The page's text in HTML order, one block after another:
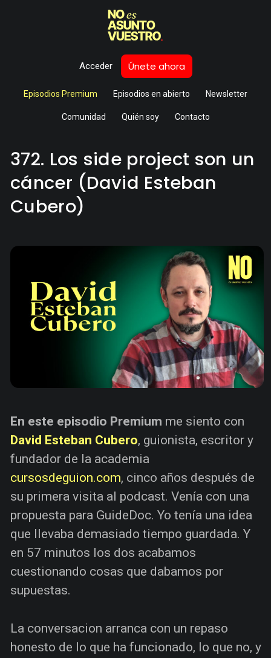
Acceder Únete ahora
Episodios Premium Episodios en abierto Newsletter
Comunidad Quién soy Contacto
372. Los side project son un
cáncer (David Esteban
Cubero)
En este episodio Premium me siento con
David Esteban Cubero, guionista, escritor y
fundador de la academia
cursosdeguion.com, cinco años después de
su primera visita al podcast. Venía con una
propuesta para GuideDoc. Yo tenía una idea
que llevaba demasiado tiempo guardada. Y
en 57 minutos los dos acabamos
cuestionando cosas que dabamos por
supuestas.
La conversacion arranca con un repaso
honesto de lo que ha funcionado, lo que no, y